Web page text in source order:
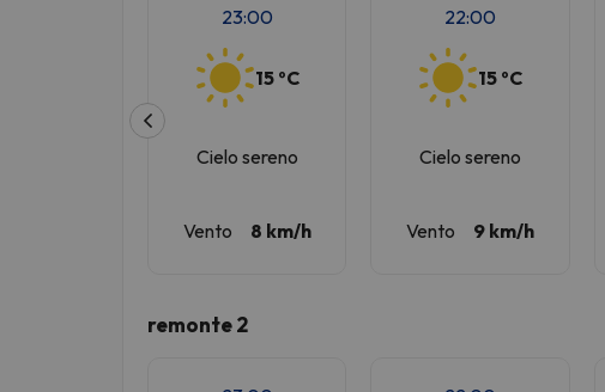
23:00
15 ºC
Cielo sereno
Vento 8 km/h
22:00
15 ºC
Cielo sereno
Vento 9 km/h
remonte 2